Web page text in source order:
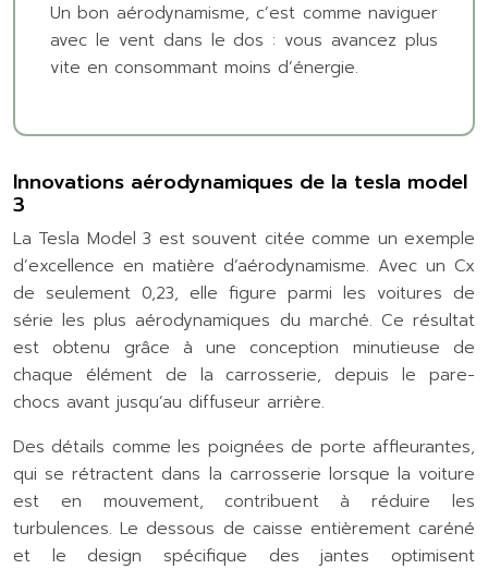
Un bon aérodynamisme, c’est comme naviguer
avec le vent dans le dos : vous avancez plus
vite en consommant moins d’énergie.
Innovations aérodynamiques de la tesla model
3
La Tesla Model 3 est souvent citée comme un exemple
d’excellence en matière d’aérodynamisme. Avec un Cx
de seulement 0,23, elle figure parmi les voitures de
série les plus aérodynamiques du marché. Ce résultat
est obtenu grâce à une conception minutieuse de
chaque élément de la carrosserie, depuis le pare-
chocs avant jusqu’au diffuseur arrière.
Des détails comme les poignées de porte affleurantes,
qui se rétractent dans la carrosserie lorsque la voiture
est en mouvement, contribuent à réduire les
turbulences. Le dessous de caisse entièrement caréné
et le design spécifique des jantes optimisent